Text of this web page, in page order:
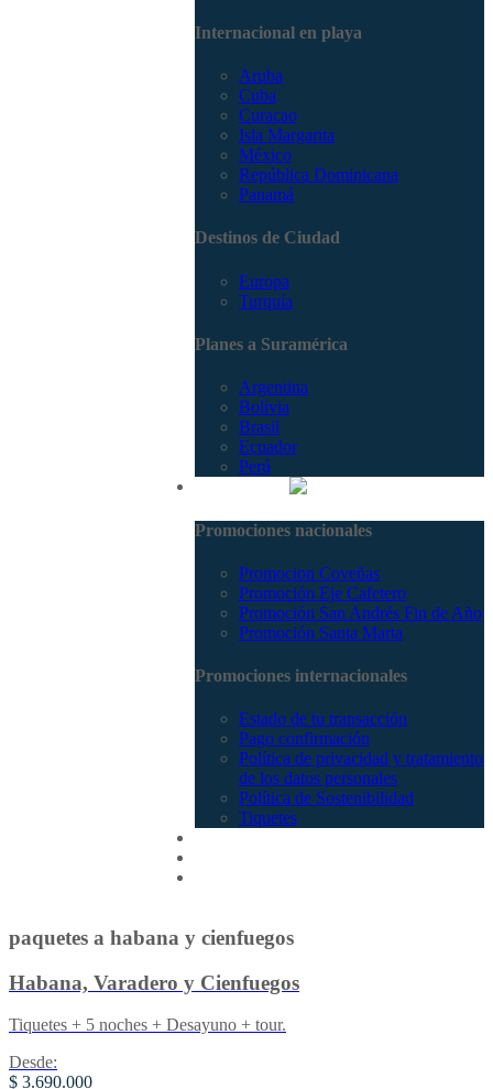
Internacional en playa
Aruba
Cuba
Curacao
Isla Margarita
México
República Dominicana
Panamá
Destinos de Ciudad
Europa
Turquía
Planes a Suramérica
Argentina
Bolivia
Brasil
Ecuador
Perú
Promociones nacionales
Promocion Coveñas
Promoción Eje Cafetero
Promoción San Andrés Fin de Año
Promoción Santa Marta
Promociones internacionales
Estado de tu transacción
Pago confirmación
Política de privacidad y tratamiento
de los datos personales
Política de Sostenibilidad
Tiquetes
paquetes a habana y cienfuegos
Habana, Varadero y Cienfuegos
Tiquetes + 5 noches + Desayuno + tour.
Desde:
$ 3.690.000